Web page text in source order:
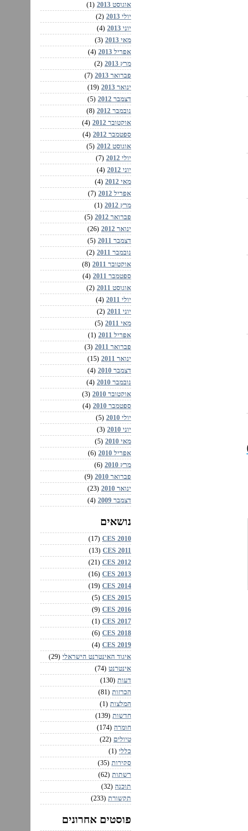
אוגוסט 2013
(1)
יולי 2013
(2)
יוני 2013
(4)
מאי 2013
(3)
אפריל 2013
(4)
מרץ 2013
(2)
פברואר 2013
(7)
ינואר 2013
(19)
דצמבר 2012
(5)
נובמבר 2012
(8)
אוקטובר 2012
(4)
ספטמבר 2012
(4)
אוגוסט 2012
(5)
יולי 2012
(7)
יוני 2012
(4)
מאי 2012
(4)
אפריל 2012
(7)
מרץ 2012
(1)
פברואר 2012
(5)
ינואר 2012
(26)
דצמבר 2011
(5)
נובמבר 2011
(2)
אוקטובר 2011
(8)
ספטמבר 2011
(4)
אוגוסט 2011
(2)
יולי 2011
(4)
יוני 2011
(2)
מאי 2011
(5)
אפריל 2011
(1)
פברואר 2011
(3)
ינואר 2011
(15)
דצמבר 2010
(4)
נובמבר 2010
(4)
אוקטובר 2010
(3)
ספטמבר 2010
(4)
יולי 2010
(5)
יוני 2010
(3)
מאי 2010
(5)
אפריל 2010
(6)
מרץ 2010
(6)
פברואר 2010
(9)
ינואר 2010
(23)
דצמבר 2009
(4)
נושאים
CES 2010‏
(17)
CES 2011‏
(13)
CES 2012‏
(21)
CES 2013‏
(16)
CES 2014‏
(19)
CES 2015‏
(5)
CES 2016‏
(9)
CES 2017‏
(1)
CES 2018‏
(6)
CES 2019‏
(4)
איגוד האינטרנט הישראלי (29)
אינטרנט (74)
דעות (130)
הכרזות (81)
המלצות (1)
חדשות (139)
חומרה (174)
טיולים (22)
כללי (1)
סקירות (35)
רשתות (62)
תוכנה (32)
תקשורת (233)
פוסטים אחרונים